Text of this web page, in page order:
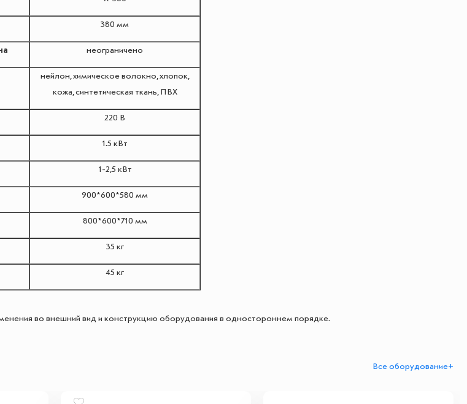
380 мм
неограничено
нейлон, химическое волокно, хлопок,
кожа, синтетическая ткань, ПВХ
220 В
1.5 кВт
1-2,5 кВт
900*600*580 мм
800*600*710 мм
35 кг
45 кг
во внешний вид и конструкцию оборудования в одностороннем порядке.
Все оборудование+